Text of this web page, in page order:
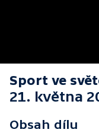
Sport ve
21. května
Obsah dílu